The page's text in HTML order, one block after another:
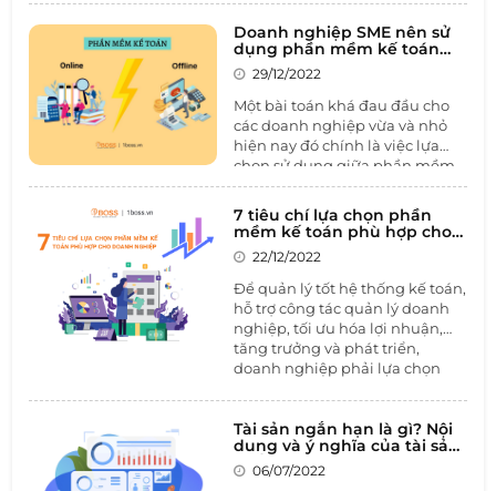
phẩm sẽ tồn tại những lưu ý
sau đây. Doanh nghiệp cần để
tâm tới để bộ phận kế toán
ngành thực phẩm có thể quản
Trong bài viết này, hãy cùng
1BOSS tìm hiểu tại khó khăn
của kế toán ngành thực phẩm
và cách giải quyết vớiphần
mềm kế toán.
Doanh nghiệp SME nên sử
dụng phần mềm kế toán
online hay offline
29/12/2022
Một bài toán khá đau đầu cho
các doanh nghiệp vừa và nhỏ
hiện nay đó chính là việc lựa
chọn sử dụng giữa phần mềm
kế toán chuyên nghiệp và công
cụ quản lý dữ liệu kế toán miễn
phí Excel. Khi đã quyết định sử
dụng phần mềm kế toán
chuyên nghiệp cho doanh
nghiệp, câu hỏi khó nhất là lựa
chọn giữaphần mềm kế toán
online và offline. Qua bài viết
này, 1BOSS sẽ giúp bạn đưa ra
đáp án cho những câu hỏi trên.
7 tiêu chí lựa chọn phần
mềm kế toán phù hợp cho
doanh nghiệp
22/12/2022
Để quản lý tốt hệ thống kế toán,
hỗ trợ công tác quản lý doanh
nghiệp, tối ưu hóa lợi nhuận,
tăng trưởng và phát triển,
doanh nghiệp phải lựa chọn
Hiện nay trên thị trường có rất
nhiều nhà cung cấp phần mềm
trong và ngoài nước. Bộ phận
kế toán cần biết những
Tài sản ngắn hạn là gì? Nội
dung và ý nghĩa của tài sản
ngắn hạn
06/07/2022